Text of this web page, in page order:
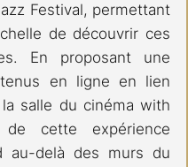
Festival, permettant
de découvrir ces
En proposant une
en ligne en lien
salle du cinéma with
cette expérience
au-delà des murs du